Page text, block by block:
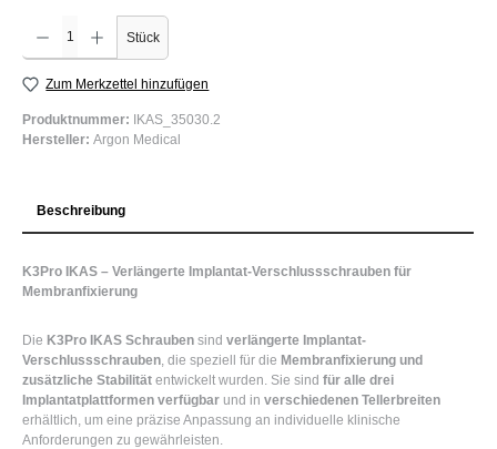
Produkt Anzahl: Gib den gewünschten Wert ein oder benutze die Schaltflächen um die
Stück
Zum Merkzettel hinzufügen
Produktnummer: IKAS_35030.2
Hersteller: Argon Medical
Beschreibung
K3Pro IKAS – Verlängerte Implantat-Verschlussschrauben für
Membranfixierung
Die K3Pro IKAS Schrauben sind verlängerte Implantat-
Verschlussschrauben, die speziell für die Membranfixierung und
zusätzliche Stabilität entwickelt wurden. Sie sind für alle drei
Implantatplattformen verfügbar und in verschiedenen Tellerbreiten
erhältlich, um eine präzise Anpassung an individuelle klinische
Anforderungen zu gewährleisten.